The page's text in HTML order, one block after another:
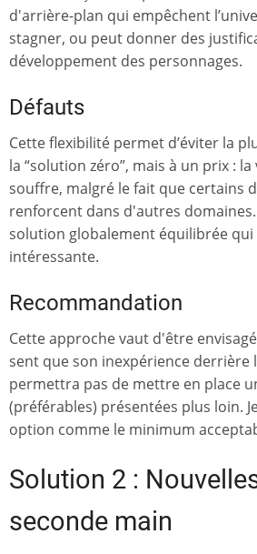
d'arrière-plan qui empêchent
stagner, ou peut donner des
développement des personnages.
Défauts
Cette flexibilité permet d’éviter la
la “solution zéro”, mais à un prix :
souffre, malgré le fait que certains
renforcent dans d'autres
solution globalement équilibrée
intéressante.
Recommandation
Cette approche vaut d'être
sent que son inexpérience derrière
permettra pas de mettre en place
(préférables) présentées plus loin.
option comme le minimum
Solution 2 :
seconde main